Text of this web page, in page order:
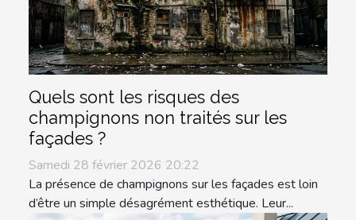
Quels sont les risques des
champignons non traités sur les
façades ?
Samedi 28 février 2026 20:22
La présence de champignons sur les façades est loin
d’être un simple désagrément esthétique. Leur...